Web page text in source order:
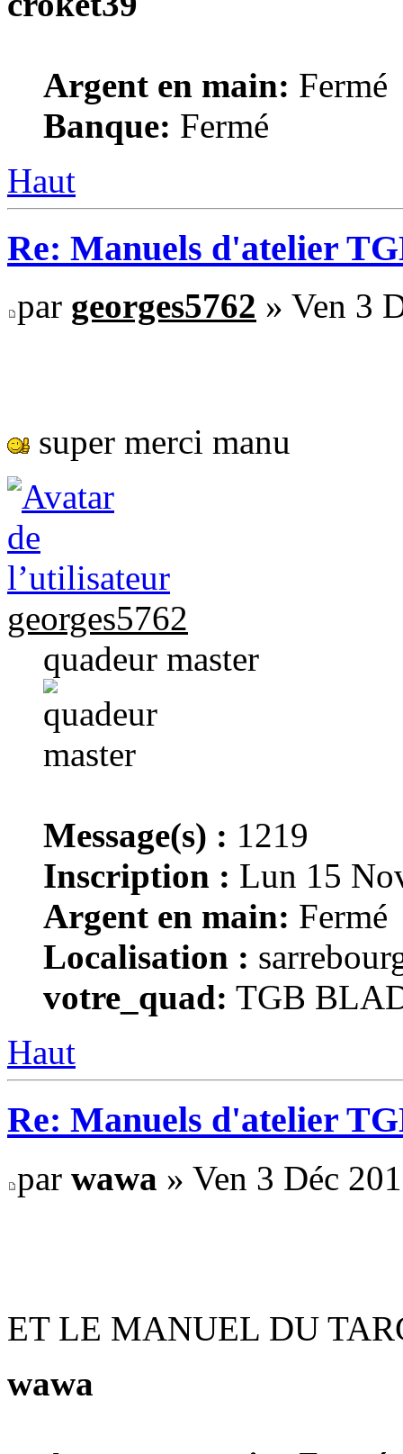
Argent en main: Fermé
Banque: Fermé
Haut
Re: Manuels d'atelier
par georges5762 » Ven 3
super merci manu
georges5762
quadeur master
Message(s) : 1219
Inscription : Lun 15
Argent en main: Fermé
Localisation :
votre_quad: TGB
Haut
Re: Manuels d'atelier
par wawa » Ven 3 Déc
ET LE MANUEL DU
wawa